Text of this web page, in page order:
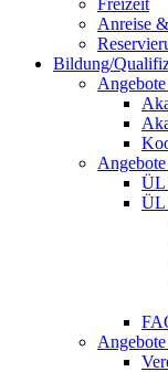
Freizeit
Anreise
Bildung/
ÜL
ÜL